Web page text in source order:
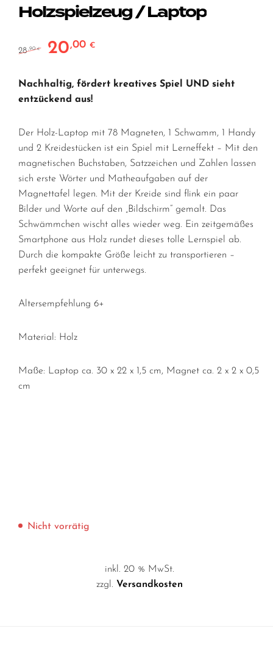
Holzspielzeug / Laptop
28 ,90€ Ursprünglicher Preis war: 28,90 €
20,00€
Nachhaltig, fördert kreatives Spiel UND sieht
entzückend aus!
Der Holz-Laptop mit 78 Magneten, 1 Schwamm, 1 Handy
und 2 Kreidestücken ist ein Spiel mit Lerneffekt – Mit den
magnetischen Buchstaben, Satzzeichen und Zahlen lassen
sich erste Wörter und Matheaufgaben auf der
Magnettafel legen. Mit der Kreide sind flink ein paar
Bilder und Worte auf den „Bildschirm“ gemalt. Das
Schwämmchen wischt alles wieder weg. Ein zeitgemäßes
Smartphone aus Holz rundet dieses tolle Lernspiel ab.
Durch die kompakte Größe leicht zu transportieren –
perfekt geeignet für unterwegs.
Altersempfehlung 6+
Material: Holz
Maße: Laptop ca. 30 x 22 x 1,5 cm, Magnet ca. 2 x 2 x 0,5
cm
Nicht vorrätig
inkl. 20 % MwSt.
zzgl. Versandkosten